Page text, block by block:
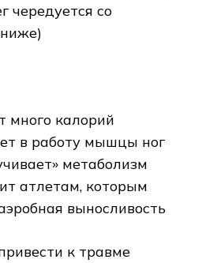
чередуется со
много калорий
в работу мышцы ног
метаболизм
атлетам, которым
выносливость
к травме